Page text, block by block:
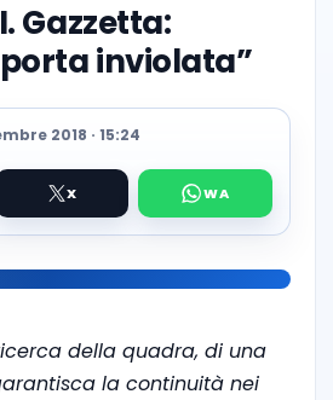
Gazzetta:
inviolata”
2018 · 15:24
della quadra, di una
la continuità nei